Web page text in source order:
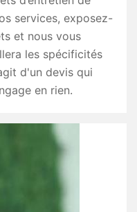
services, exposez-
et nous vous
les spécificités
d'un devis qui
en rien.